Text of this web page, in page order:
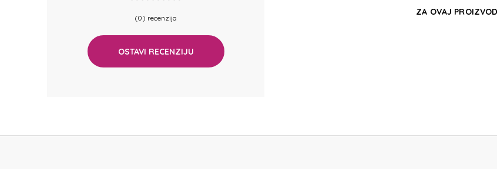
(0) recenzija
OSTAVI RECENZIJU
ZA OVAJ